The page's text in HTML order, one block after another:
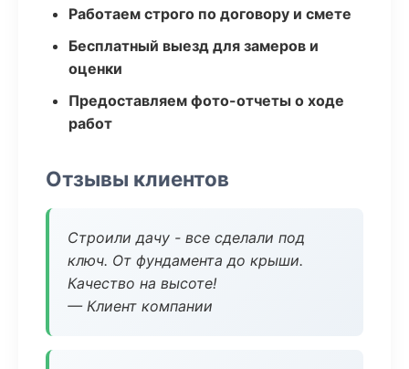
Работаем строго по договору и смете
Бесплатный выезд для замеров и
оценки
Предоставляем фото-отчеты о ходе
работ
Отзывы клиентов
Строили дачу - все сделали под
ключ. От фундамента до крыши.
Качество на высоте!
— Клиент компании